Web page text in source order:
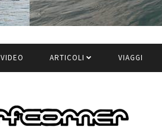
VIDEO ARTICOLI VIAGGI